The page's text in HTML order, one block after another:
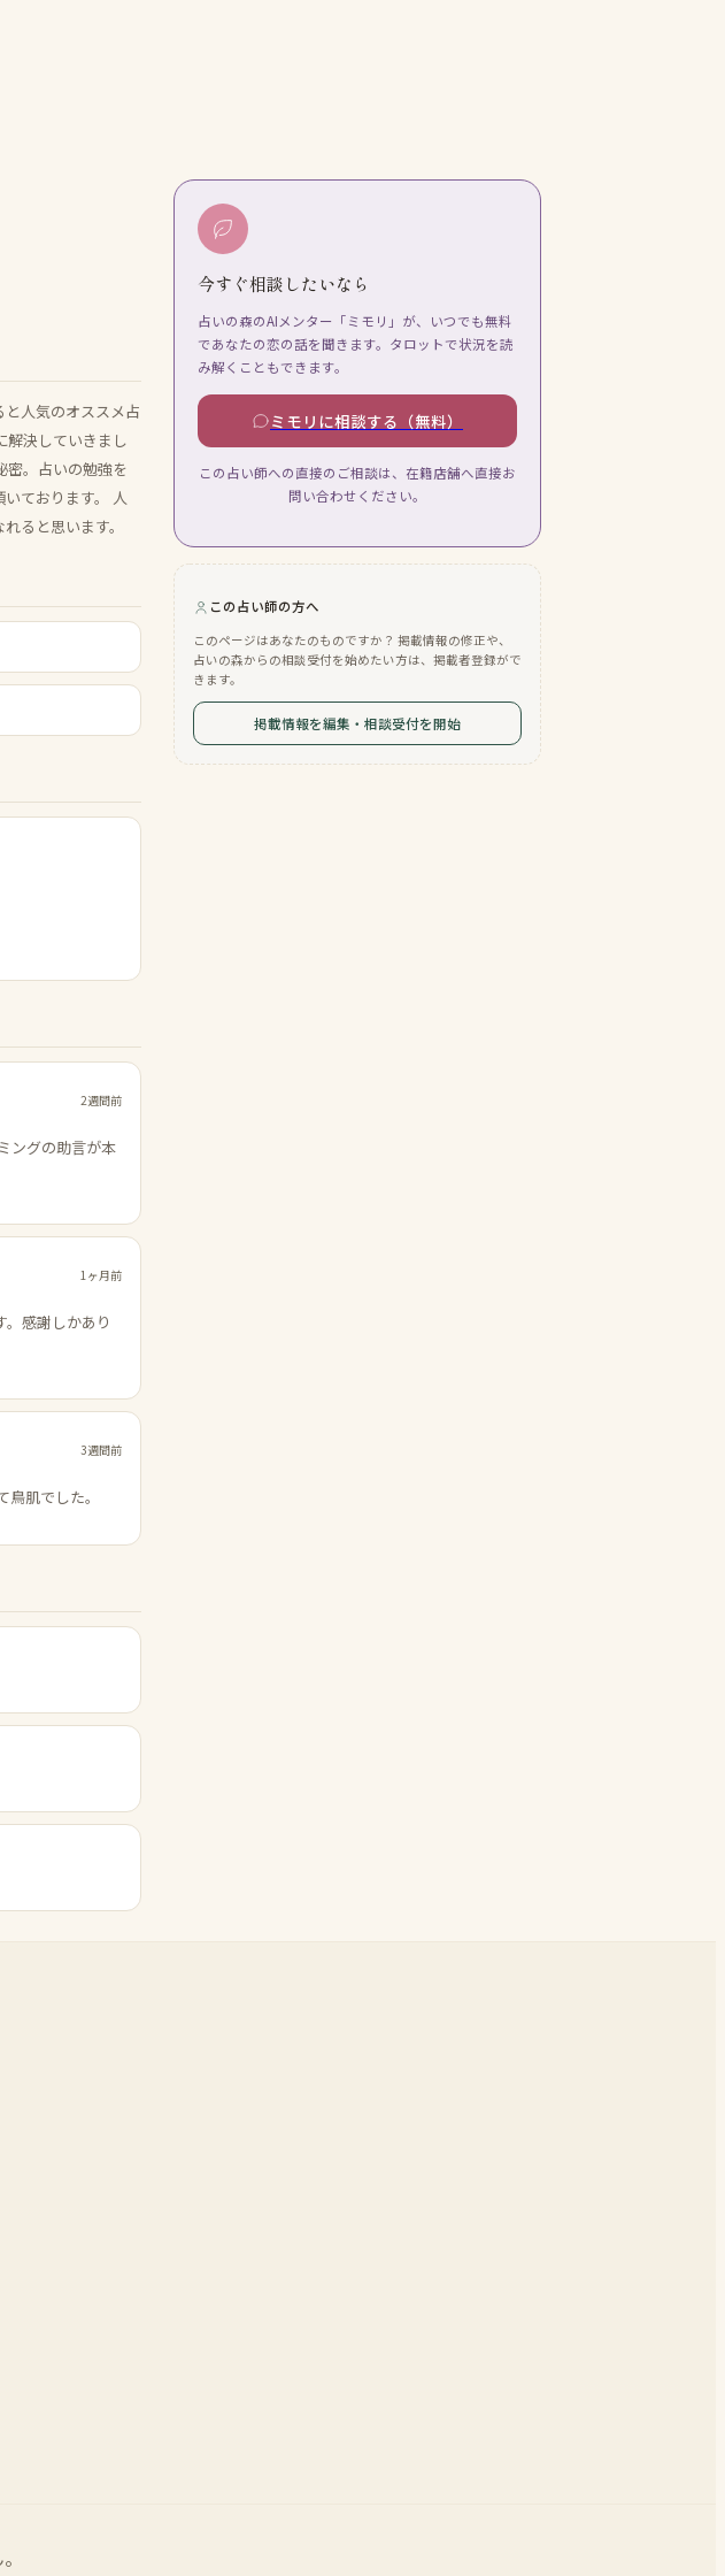
人気のオススメ占
解決していきまし
密。占いの勉強を
ております。 人
ると思います。
2週間前
ングの助言が本
1ヶ月前
感謝しかあり
3週間前
肌でした。
今すぐ相談したいなら
占いの森のAIメンター「ミモリ」が、いつでも無料
であなたの恋の話を聞きます。タロットで状況を読
み解くこともできます。
ミモリに相談する（無料）
この占い師への直接のご相談は、在籍店舗へ直接お
問い合わせください。
この占い師の方へ
このページはあなたのものですか？ 掲載情報の修正や、
占いの森からの相談受付を始めたい方は、掲載者登録がで
きます。
掲載情報を編集・相談受付を開始